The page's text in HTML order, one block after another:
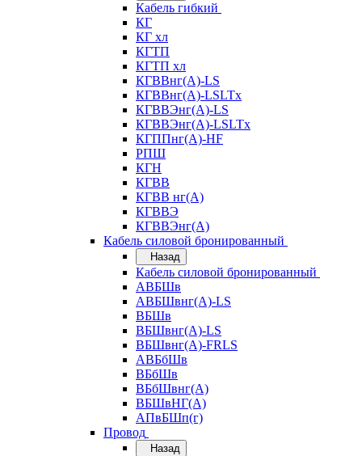
Кабель гибкий
КГ
КГ хл
КГТП
КГТП хл
КГВВнг(А)-LS
КГВВнг(А)-LSLTx
КГВВЭнг(А)-LS
КГВВЭнг(А)-LSLTx
КГППнг(А)-HF
РПШ
КГН
КГВВ
КГВВ нг(А)
КГВВЭ
КГВВЭнг(А)
Кабель силовой бронированный
Назад
Кабель силовой бронированный
АВБШв
АВБШвнг(А)-LS
ВБШв
ВБШвнг(А)-LS
ВБШвнг(А)-FRLS
АВБбШв
ВБбШв
ВБбШвнг(А)
ВБШвНГ(А)
АПвБШп(г)
Провод
Назад